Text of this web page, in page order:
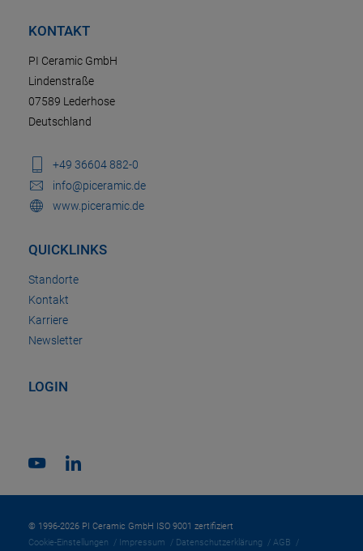
KONTAKT
PI Ceramic GmbH
Lindenstraße
07589 Lederhose
Deutschland
+49 36604 882-0
info@piceramic.de
www.piceramic.de
QUICKLINKS
Standorte
Kontakt
Karriere
Newsletter
LOGIN
© 1996-2026 PI Ceramic GmbH ISO 9001 zertifiziert
Cookie-Einstellungen
Impressum Datenschutzerklärung AGB